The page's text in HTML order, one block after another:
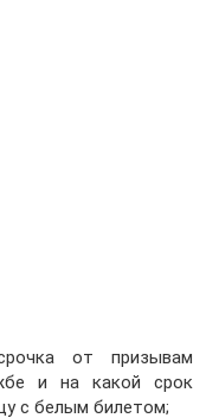
от призывам
и на какой срок
с белым билетом;